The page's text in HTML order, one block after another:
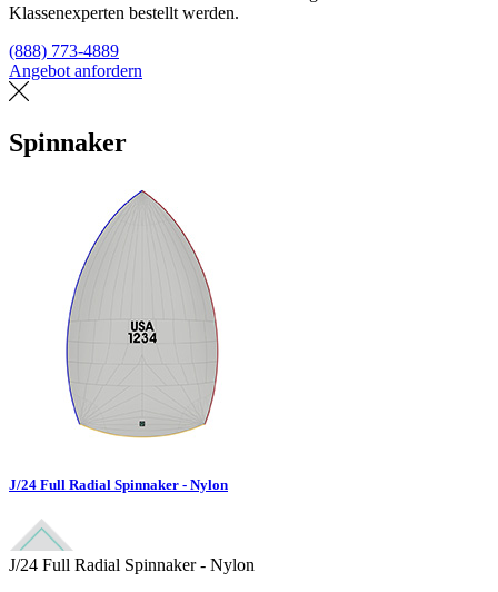
Klassenexperten bestellt werden.
(888) 773-4889
Angebot anfordern
Spinnaker
J/24 Full Radial Spinnaker - Nylon
J/24 Full Radial Spinnaker - Nylon